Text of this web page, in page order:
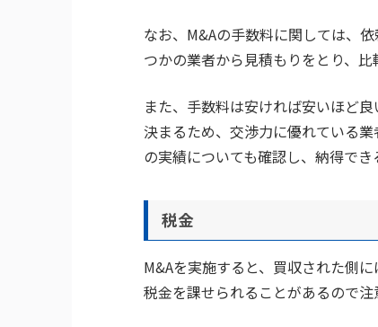
なお、M&Aの手数料に関しては、
つかの業者から見積もりをとり、比
また、手数料は安ければ安いほど
決まるため、交渉力に優れている
の実績についても確認し、納得でき
税金
M&Aを実施すると、買収された側
税金を課せられることがあるので注